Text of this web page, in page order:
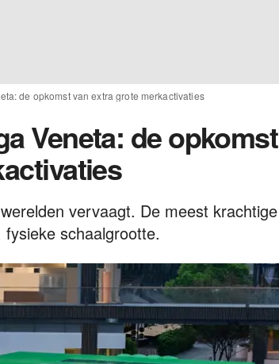
de opkomst van extra grote merkactivaties
Veneta: de opkomst
vervaagt. De meest krachtige
schaalgrootte.